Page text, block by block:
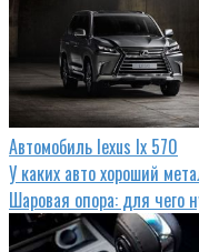
Автомобиль lexus lx 570
У каких авто хороший
Шаровая опора: для чего